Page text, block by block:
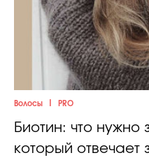
Celebrity дня
Фотоальбом
Волосы PRO
Биотин: что нужно
который отвечает